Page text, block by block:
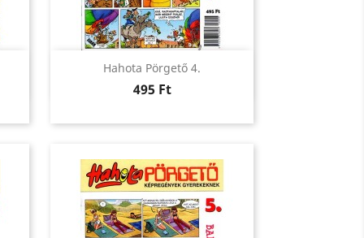
Hahota Pörgető 4.
Ár
495 Ft
Előnézet